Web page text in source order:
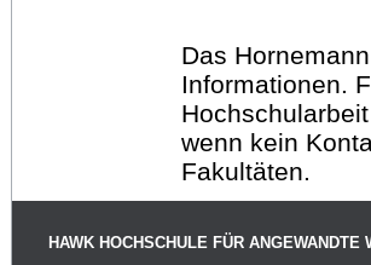
Das
Informationen.
wenn kein
Fakultäten.
HAWK HOCHSCHULE FÜR ANGEWANDTE